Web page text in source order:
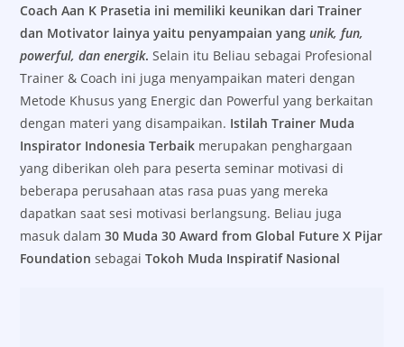
Coach Aan K Prasetia ini memiliki keunikan dari Trainer
dan Motivator lainya yaitu penyampaian yangunik, fun,
powerful, dan energik. Selain itu Beliau sebagai Profesional
Trainer & Coach ini juga menyampaikan materi dengan
Metode Khusus yang Energic dan Powerful yang berkaitan
dengan materi yang disampaikan. Istilah Trainer Muda
Inspirator Indonesia Terbaik merupakan penghargaan
yang diberikan oleh para peserta seminar motivasi di
beberapa perusahaan atas rasa puas yang mereka
dapatkan saat sesi motivasi berlangsung. Beliau juga
masuk dalam30 Muda 30 Award from Global Future X Pijar
Foundation sebagaiTokoh Muda Inspiratif Nasional